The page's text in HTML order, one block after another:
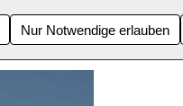
Nur Notwendige erlauben